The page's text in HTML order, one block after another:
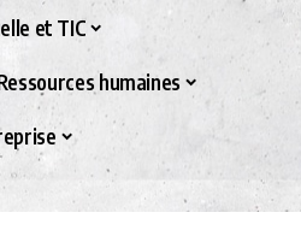
et TIC
humaines